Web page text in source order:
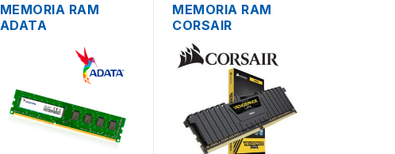
MEMORIA RAM
ADATA
SPU DDR3L 8GB
1600MHZ
MEMORIA RAM
CORSAIR
CMK4GX4M1A2400
C14 DDR4 DIMM
4GB PC4-19200
2400MHZ